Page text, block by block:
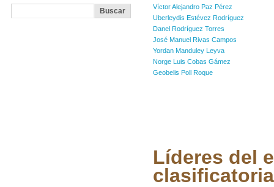
Víctor Alejandro Paz Pérez
Uberleydis Estévez Rodríguez
Danel Rodríguez Torres
José Manuel Rivas Campos
Yordan Manduley Leyva
Norge Luis Cobas Gámez
Geobelis Poll Roque
Líderes del
clasificatoria